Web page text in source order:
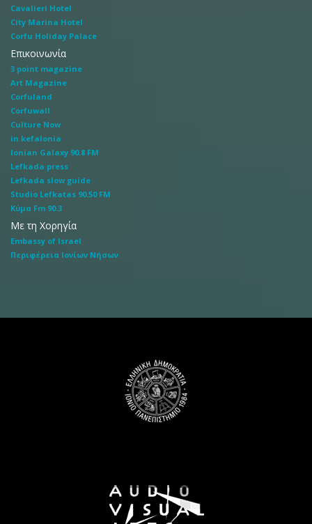
Cavalieri Hotel
City Marina Hotel
Corfu Holiday Palace
Επικοινωνία
3 point magazine
Art Magazine
Corfuland
Corfuwall
Culture Now
in kefalonia
Ionian Galaxy 90.8 FM
Lefkada press
Lefkada slow guide
Studio Lefkatas 90.50 FM
Κύμα Fm 90.3
Με τη Χορηγία
Embassy of Israel
Περιφέρεια Ιονίων Νήσων